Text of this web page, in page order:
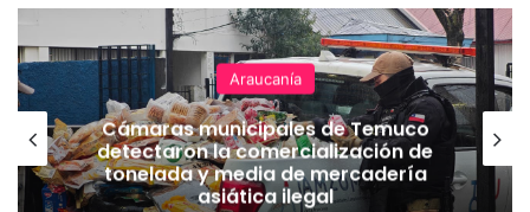
Araucanía
Cámaras municipales de Temuco
detectaron la comercialización de
tonelada y media de mercadería
asiática ilegal